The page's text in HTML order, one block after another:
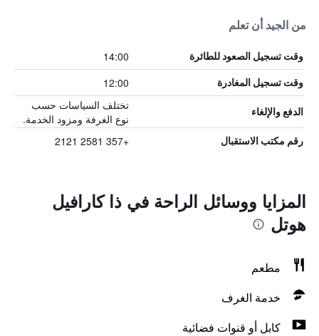
من الجيد أن تعلم
وقت تسجيل الصعود للطائرة 14:00
وقت تسجيل المغادرة 12:00
الدفع والإلغاء
تختلف السياسات حسب
نوع الغرفة ومزود الخدمة.
رقم مكتب الاستقبال +357 2581 2121
المزايا ووسائل الراحة في ذا كارافيل
هوتل
مطعم
خدمة الغرف
كابل أو قنوات فضائية